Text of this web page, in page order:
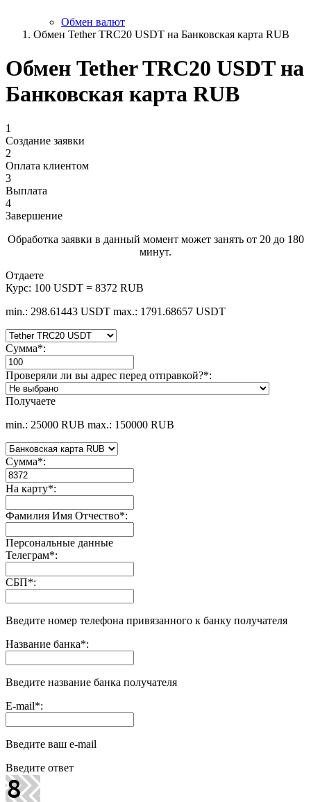
Обмен валют
Обмен Tether TRC20 USDT на Банковская карта RUB
Обмен Tether TRC20 USDT на
Банковская карта RUB
1
Создание заявки
2
Оплата клиентом
3
Выплата
4
Завершение
Обработка заявки в данный момент может занять от 20 до 180
минут.
Отдаете
Курс: 100 USDT = 8372 RUB
min.: 298.61443 USDT max.: 1791.68657 USDT
Сумма*:
Проверяли ли вы адрес перед отправкой?*:
Получаете
min.: 25000 RUB max.: 150000 RUB
Сумма*:
На карту*:
Фамилия Имя Отчество*:
Персональные данные
Телеграм*:
СБП*:
Введите номер телефона привязанного к банку получателя
Название банка*:
Введите название банка получателя
E-mail*:
Введите ваш e-mail
Введите ответ